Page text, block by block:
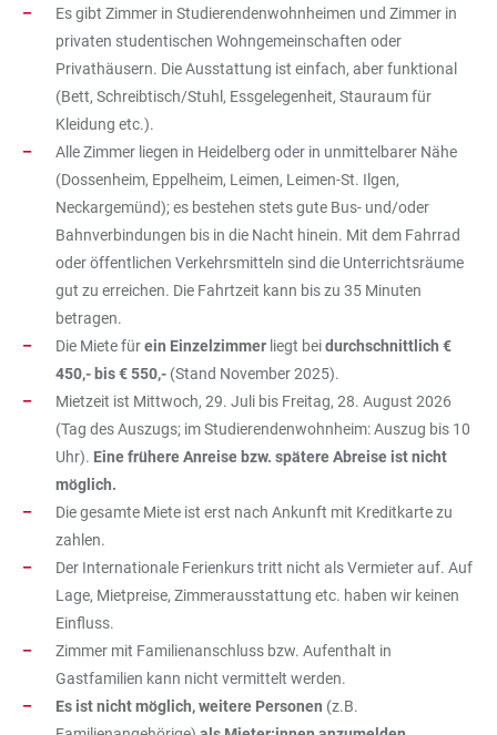
Es gibt Zimmer in Studierendenwohnheimen und Zimmer in
privaten studentischen Wohngemeinschaften oder
Privathäusern. Die Ausstattung ist einfach, aber funktional
(Bett, Schreibtisch/Stuhl, Essgelegenheit, Stauraum für
Kleidung etc.).
Alle Zimmer liegen in Heidelberg oder in unmittelbarer Nähe
(Dossenheim, Eppelheim, Leimen, Leimen-St. Ilgen,
Neckargemünd); es bestehen stets gute Bus- und/oder
Bahnverbindungen bis in die Nacht hinein. Mit dem Fahrrad
oder öffentlichen Verkehrsmitteln sind die Unterrichtsräume
gut zu erreichen. Die Fahrtzeit kann bis zu 35 Minuten
betragen.
Die Miete fürein Einzelzimmer liegt beidurchschnittlich €
450,- bis € 550,- (Stand November 2025).
Mietzeit ist Mittwoch, 29. Juli bis Freitag, 28. August 2026
(Tag des Auszugs; im Studierendenwohnheim: Auszug bis 10
Uhr). Eine frühere Anreise bzw. spätere Abreise ist nicht
möglich.
Die gesamte Miete ist erst nach Ankunft mit Kreditkarte zu
zahlen.
Der Internationale Ferienkurs tritt nicht als Vermieter auf. Auf
Lage, Mietpreise, Zimmerausstattung etc. haben wir keinen
Einfluss.
Zimmer mit Familienanschluss bzw. Aufenthalt in
Gastfamilien kann nicht vermittelt werden.
Es ist nicht möglich, weitere Personen (z.B.